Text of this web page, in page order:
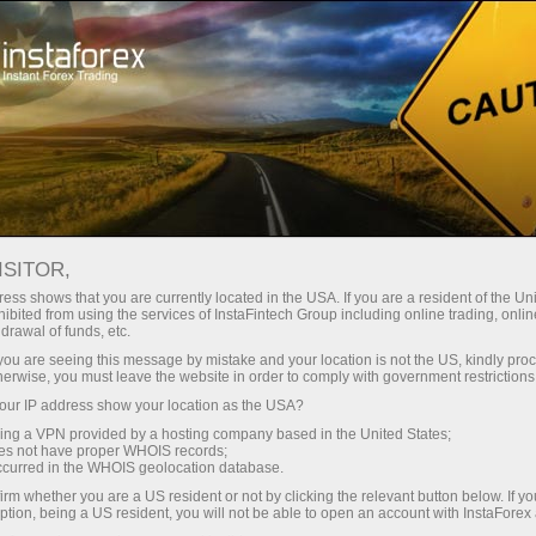
Com a InstaForex, você obtém
realmente competitivas:
alavancagem de até 1:5000,
alguns dos melhores spreads e
comissões do mercado, e
condições vantajosas para
negociar ações e índices.
Spreads mínimos — lucro máximo
Bônus de 30%
para cada depósito
Velocidade
no trading e na estrada
shows that you are currently located in the USA. If you are a resident of the
from using the services of InstaFintech Group including online trading,
of funds, etc.
are seeing this message by mistake and your location is not the US, kindly
you must leave the website in order to comply with government
IP address show your location as the USA?
a VPN provided by a hosting company based in the United States;
not have proper WHOIS records;
in the WHOIS geolocation database.
whether you are a US resident or not by clicking the relevant button below. If
being a US resident, you will not be able to open an account with InstaForex